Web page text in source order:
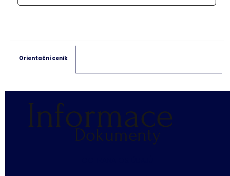
Orientační ceník
Dokumenty
Informace